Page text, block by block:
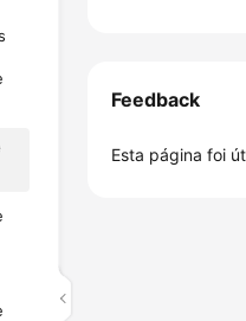
Feedback
Esta página foi